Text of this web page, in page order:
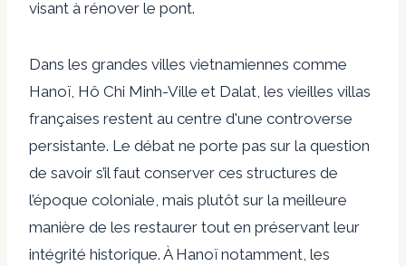
visant à rénover le pont.
Dans les grandes villes vietnamiennes comme
Hanoï, Hô Chi Minh-Ville et Dalat, les vieilles villas
françaises restent au centre d'une controverse
persistante. Le débat ne porte pas sur la question
de savoir s’il faut conserver ces structures de
l’époque coloniale, mais plutôt sur la meilleure
manière de les restaurer tout en préservant leur
intégrité historique. À Hanoï notamment, les